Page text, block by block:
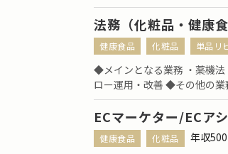
法務（化粧品・健康
健康食品 化粧品 単品リ
◆メインとなる業務 ・薬機法
ロー運用・改善 ◆その他の
ECマーケター/ECア
健康食品 化粧品
年収